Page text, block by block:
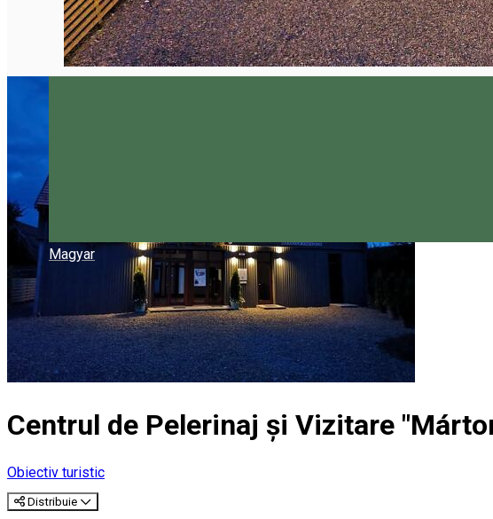
Magyar
Centrul de Pelerinaj și Vizitare
Obiectiv turistic
Distribuie